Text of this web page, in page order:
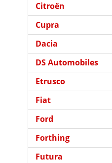
Citroën
Cupra
Dacia
DS Automobiles
Etrusco
Fiat
Ford
Forthing
Futura